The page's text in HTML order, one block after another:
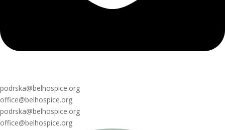
podrska@belhospice.org
office@belhospice.org
podrska@belhospice.org
office@belhospice.org